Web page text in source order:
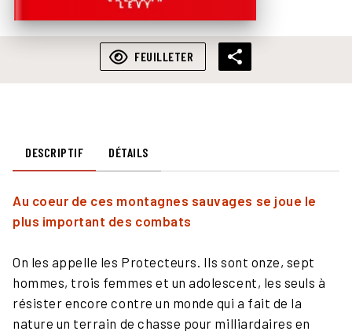
FEUILLETER
DESCRIPTIF DÉTAILS
Au coeur de ces montagnes sauvages se joue le
plus important des combats
On les appelle les Protecteurs. Ils sont onze, sept
hommes, trois femmes et un adolescent, les seuls à
résister encore contre un monde qui a fait de la
nature un terrain de chasse pour milliardaires en